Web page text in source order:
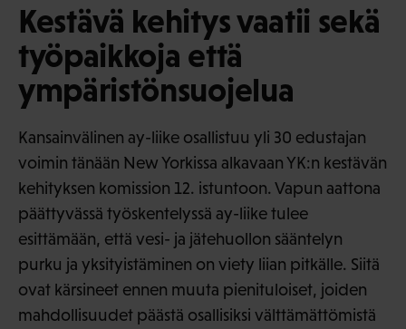
Kestävä kehitys vaatii sekä
työpaikkoja että
ympäristönsuojelua
Kansainvälinen ay-liike osallistuu yli 30 edustajan
voimin tänään New Yorkissa alkavaan YK:n kestävän
kehityksen komission 12. istuntoon. Vapun aattona
päättyvässä työskentelyssä ay-liike tulee
esittämään, että vesi- ja jätehuollon sääntelyn
purku ja yksityistäminen on viety liian pitkälle. Siitä
ovat kärsineet ennen muuta pienituloiset, joiden
mahdollisuudet päästä osallisiksi välttämättömistä